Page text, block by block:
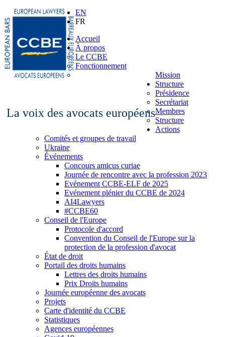
La voix des avocats européens
EN
FR
Accueil
À propos
Le CCBE
Fonctionnement
Mission
Structure
Présidence
Secrétariat
Membres
Structure
Actions
Comités et groupes de travail
Ukraine
Événements
Concours amicus curiae
Journée de rencontre avec la profession 2023
Evénement CCBE-ELF de 2025
Evénement plénier du CCBE de 2024
AI4Lawyers
#CCBE60
Conseil de l'Europe
Protocole d'accord
Convention du Conseil de l'Europe sur la
protection de la profession d'avocat
État de droit
Portail des droits humains
Lettres des droits humains
Prix Droits humains
Journée européenne des avocats
Projets
Carte d'identité du CCBE
Statistiques
Agences européennes